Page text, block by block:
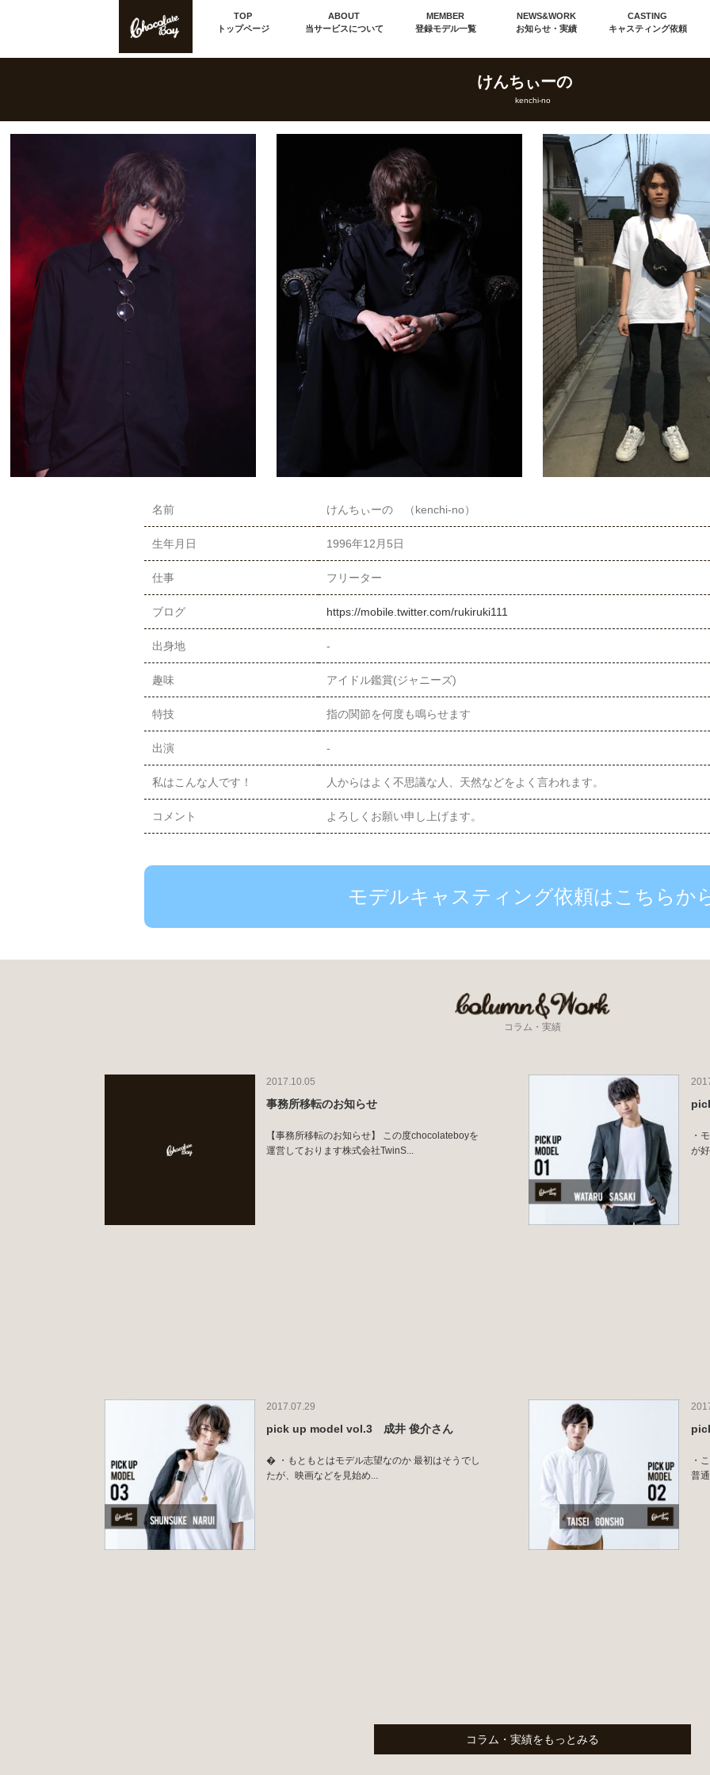
TOP
トップページ
ABOUT
当サービスについて
MEMBER
登録モデル一覧
NEWS&WORK
お知らせ・実績
CASTING
キャスティング依頼
けんちぃーの
kenchi-no
名前 けんちぃーの （kenchi-no）
生年月日 1996年12月5日
仕事 フリーター
ブログ https://mobile.twitter.com/rukiruki111
出身地 -
趣味 アイドル鑑賞(ジャニーズ)
特技 指の関節を何度も鳴らせます
出演 -
私はこんな人です！ 人からはよく不思議な人、天然などをよく言われます。
コメント よろしくお願い申し上げます。
モデルキャスティング依頼はこちらか
コラム・実績
2017.10.05
事務所移転のお知らせ
【事務所移転のお知らせ】 この度chocolateboyを
運営しております株式会社TwinS...
・
が
2017.07.29
pick up model vol.3 成井 俊介さん
� ・もともとはモデル志望なのか 最初はそうでし
たが、映画などを見始め...
・
普
コラム・実績をもっとみる